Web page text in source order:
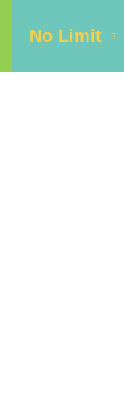
No Limit